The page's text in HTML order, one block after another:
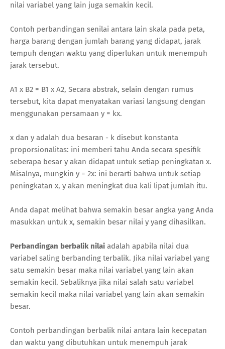
nilai variabel yang lain juga semakin kecil.
Contoh perbandingan senilai antara lain skala pada peta,
harga barang dengan jumlah barang yang didapat, jarak
tempuh dengan waktu yang diperlukan untuk menempuh
jarak tersebut.
A1 x B2 = B1 x A2, Secara abstrak, selain dengan rumus
tersebut, kita dapat menyatakan variasi langsung dengan
menggunakan persamaan y = kx.
x dan y adalah dua besaran - k disebut konstanta
proporsionalitas: ini memberi tahu Anda secara spesifik
seberapa besar y akan didapat untuk setiap peningkatan x.
Misalnya, mungkin y = 2x: ini berarti bahwa untuk setiap
peningkatan x, y akan meningkat dua kali lipat jumlah itu.
Anda dapat melihat bahwa semakin besar angka yang Anda
masukkan untuk x, semakin besar nilai y yang dihasilkan.
Perbandingan berbalik nilai adalah apabila nilai dua
variabel saling berbanding terbalik. Jika nilai variabel yang
satu semakin besar maka nilai variabel yang lain akan
semakin kecil. Sebaliknya jika nilai salah satu variabel
semakin kecil maka nilai variabel yang lain akan semakin
besar.
Contoh perbandingan berbalik nilai antara lain kecepatan
dan waktu yang dibutuhkan untuk menempuh jarak